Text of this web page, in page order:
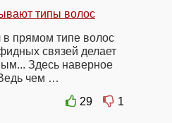
типы волос
прямом типе волос
связей делает
Здесь наверное
чем …
29
1